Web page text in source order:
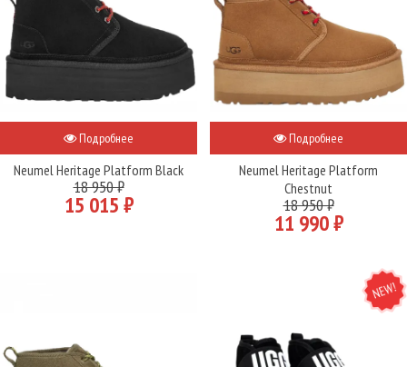
Подробнее
Neumel Heritage Platform Black
18 950 ₽
15 015 ₽
Подробнее
Neumel Heritage Platform
Chestnut
18 950 ₽
11 990 ₽
NEW